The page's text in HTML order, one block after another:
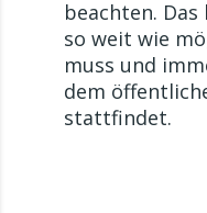
beachten.
so weit wie
muss und
dem
stattfindet.